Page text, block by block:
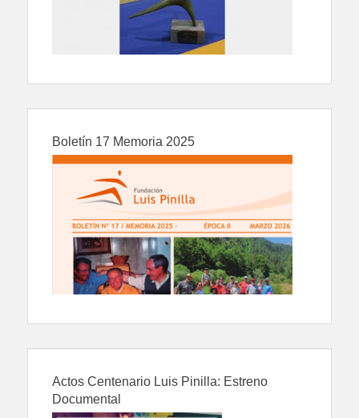
Boletín 17 Memoria 2025
Actos Centenario Luis Pinilla: Estreno
Documental